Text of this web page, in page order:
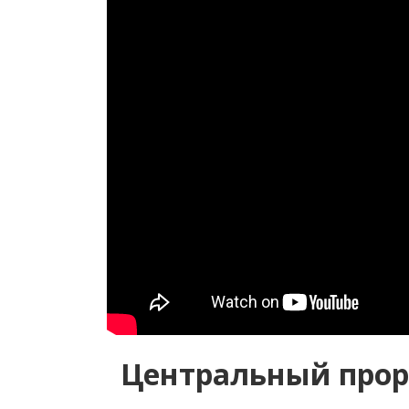
Центральный